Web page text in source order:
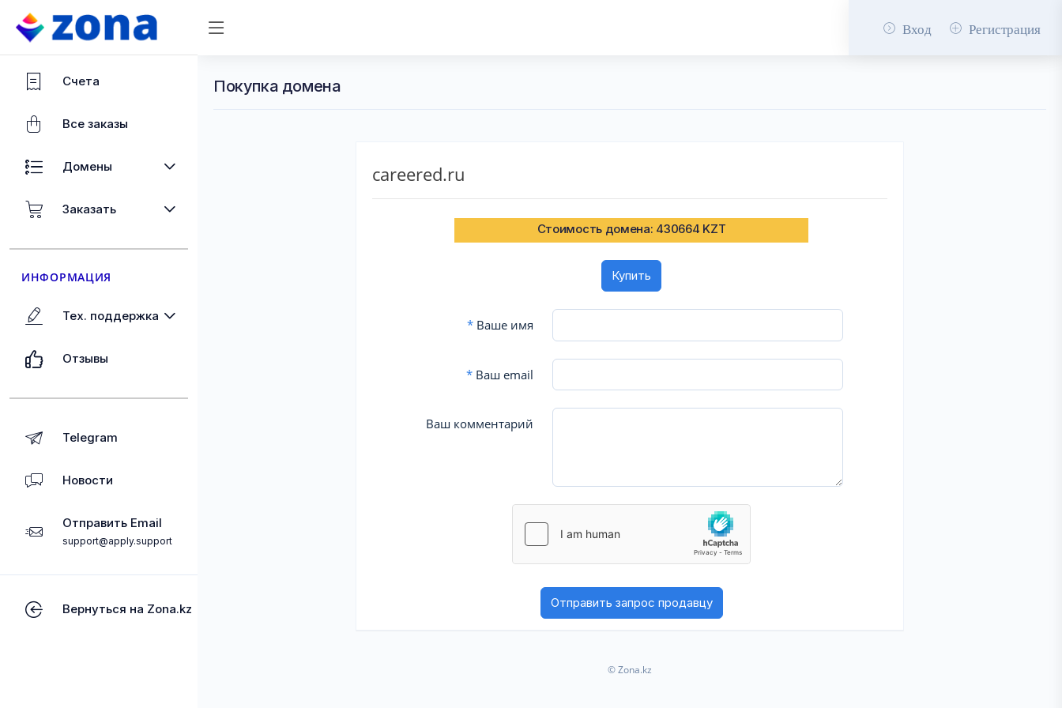
Вход Регистрация
Счета
Все заказы
Домены
Заказать
ИНФОРМАЦИЯ
Тех. поддержка
Отзывы
Telegram
Новости
Отправить Email
support@apply.support
Вернуться на Zona.kz
Покупка домена
careered.ru
Стоимость домена: 430664 KZT
Купить
*Ваше имя
*Ваш email
Ваш комментарий
© Zona.kz